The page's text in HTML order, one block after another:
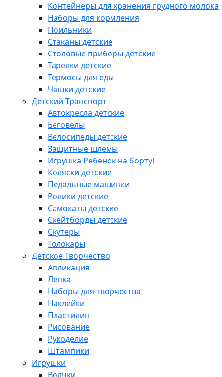
Контейнеры для хранения грудного молока
Наборы для кормления
Поильники
Стаканы детские
Столовые приборы детские
Тарелки детские
Термосы для еды
Чашки детские
Детский Транспорт
Автокресла детские
Беговелы
Велосипеды детские
Защитные шлемы
Игрушка Ребенок на борту!
Коляски детские
Педальные машинки
Ролики детские
Самокаты детские
Скейтборды детские
Скутеры
Толокары
Детское Творчество
Апликация
Лепка
Наборы для творчества
Наклейки
Пластилин
Рисование
Рукоделие
Штампики
Игрушки
Волчки